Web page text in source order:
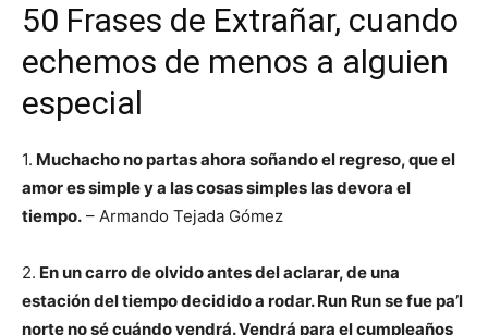
50 Frases de Extrañar, cuando
echemos de menos a alguien
especial
1. Muchacho no partas ahora soñando el regreso, que el
amor es simple y a las cosas simples las devora el
tiempo. – Armando Tejada Gómez
2. En un carro de olvido antes del aclarar, de una
estación del tiempo decidido a rodar.Run Run se fue pa’l
norte no sé cuándo vendrá.Vendrá para el cumpleaños